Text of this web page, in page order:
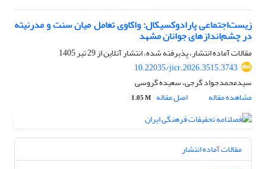
زیست‌اجتماعی پارادوکسیکال: واکاوی تعامل میان سنت و مدرنیته
در چشم‌اندازهای جوانان مشهد
مقالات آماده انتشار، پذیرفته شده، انتشار آنلاین از29 تیر 1405
10.22035/jicr.2026.3515.3743
سیدمحمدجواد گرجی، سعیده گروسی
مشاهده مقاله
اصل مقاله 1.05 M
مقالات آماده انتشار